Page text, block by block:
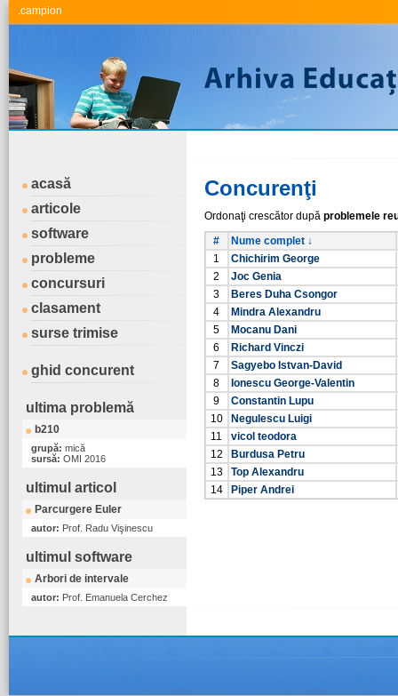
.campion
acasă
articole
software
probleme
concursuri
clasament
surse trimise
ghid concurent
ultima problemă
b210
grupă: mică
sursă: OMI 2016
ultimul articol
Parcurgere Euler
autor: Prof. Radu Vişinescu
ultimul software
Arbori de intervale
autor: Prof. Emanuela Cerchez
Concurenţi
Ordonaţi crescător după problemele
#
Nume complet ↓
1
Chichirim George
2
Joc Genia
3
Beres Duha Csongor
4
Mindra Alexandru
5
Mocanu Dani
6
Richard Vinczi
7
Sagyebo Istvan-David
8
Ionescu George-Valentin
9
Constantin Lupu
10
Negulescu Luigi
11
vicol teodora
12
Burdusa Petru
13
Top Alexandru
14
Piper Andrei